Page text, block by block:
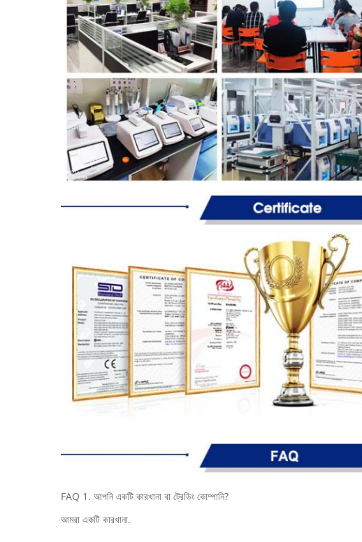
FAQ 1. আপনি একটি কারখানা বা ট্রেডিং কোম্পানি?
আমরা একটি কারখানা.